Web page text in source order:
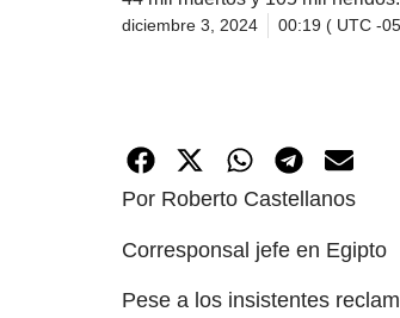
diciembre 3, 2024 00:19 ( UTC -
Por Roberto Castellanos
Corresponsal jefe en Egipto
Pese a los insistentes